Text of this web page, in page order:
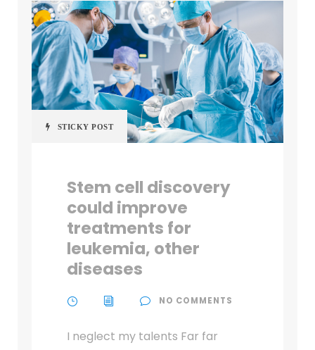
STICKY POST
Stem cell discovery
could improve
treatments for
leukemia, other
diseases
NO COMMENTS
I neglect my talents Far far